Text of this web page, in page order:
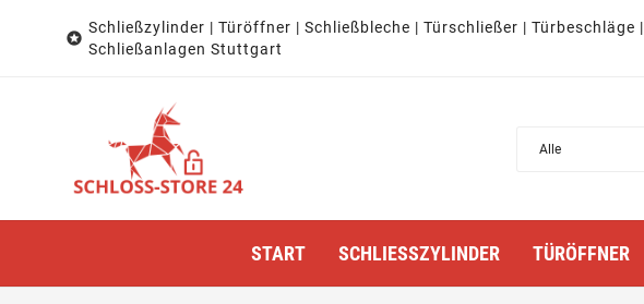

Schließzylinder | Türöffner | Schließbleche | Türschließer | Türbeschläge |
Schließanlagen Stuttgart
START SCHLIESSZYLINDER TÜRÖFFNER